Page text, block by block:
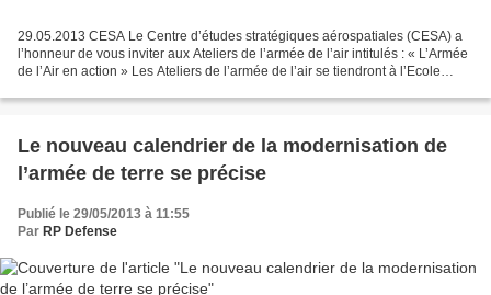
29.05.2013 CESA Le Centre d’études stratégiques aérospatiales (CESA) a
l’honneur de vous inviter aux Ateliers de l’armée de l’air intitulés : « L’Armée
de l’Air en action » Les Ateliers de l’armée de l’air se tiendront à l’Ecole
Le nouveau calendrier de la modernisation de
l’armée de terre se précise
Publié le 29/05/2013 à 11:55
Par RP Defense